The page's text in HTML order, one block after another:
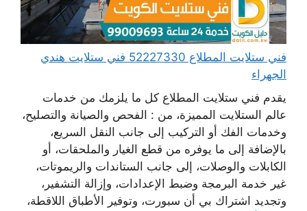
فني ستلايت المطلاع 52227330 فني ستلايت هندي
الجهراء
يقدم فني ستلايت المطلاع كل ما يلزمك من خدمات
عالم الستلايت المميزة، من : الفحص والصيانة والتصليح،
وخدمات الفك أو التركيب إلى جانب النقل السريع،
بالإضافة إلى ما يوفره من قطع الغيار والملحقات، أو
الكابلات والوصلات، إلى جانب الستاندات والريموتات،
غير خدمة البرمجة وضبط الإعدادات، وإزالة التشفير،
وتجديد اشتراك بي أن سبورت، وتوفير الأطباق اللاقطة،